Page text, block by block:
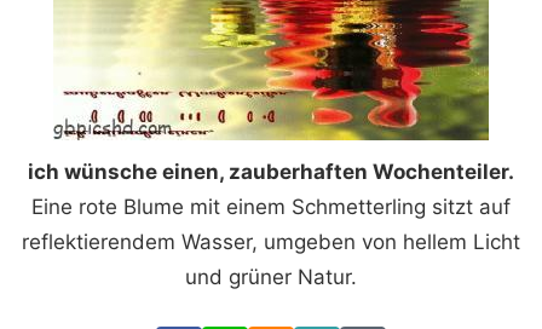
ich wünsche einen, zauberhaften Wochenteiler.
Eine rote Blume mit einem Schmetterling sitzt auf
reflektierendem Wasser, umgeben von hellem Licht
und grüner Natur.